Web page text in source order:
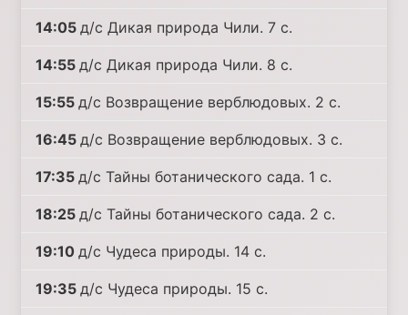
14:05 д/с Дикая природа Чили. 7 с.
14:55 д/с Дикая природа Чили. 8 с.
15:55 д/с Возвращение верблюдовых. 2 с.
16:45 д/с Возвращение верблюдовых. 3 с.
17:35 д/с Тайны ботанического сада. 1 с.
18:25 д/с Тайны ботанического сада. 2 с.
19:10 д/с Чудеса природы. 14 с.
19:35 д/с Чудеса природы. 15 с.